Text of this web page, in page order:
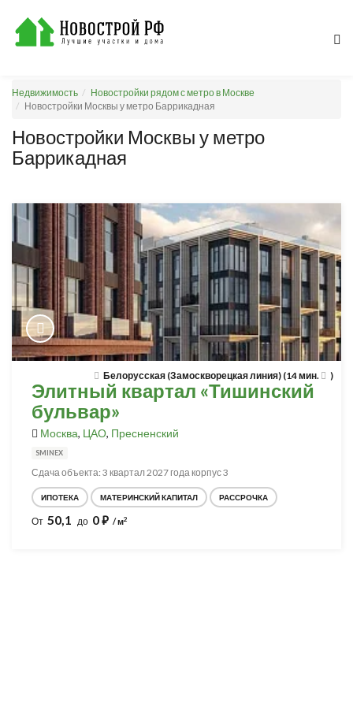
Недвижимость
Новостройки рядом с метро в Москве
Новостройки Москвы у метро Баррикадная
Новостройки Москвы у метро
Баррикадная
Белорусская (Замоскворецкая линия) (14 мин. )
Элитный квартал «Тишинский
бульвар»
Москва, ЦАО, Пресненский
SMINEX
Сдача объекта: 3 квартал 2027 года корпус 3
ИПОТЕКА МАТЕРИНСКИЙ КАПИТАЛ РАССРОЧКА
От 50,1 до 0⃏ / м2